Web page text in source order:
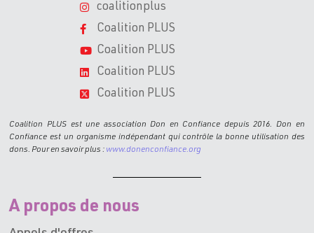
coalitionplus
Coalition PLUS
Coalition PLUS
Coalition PLUS
Coalition PLUS
Coalition PLUS est une association Don en Confiance depuis 2016. Don en
Confiance est un organisme indépendant qui contrôle la bonne utilisation des
dons. Pour en savoir plus : www.donenconfiance.org
A propos de nous